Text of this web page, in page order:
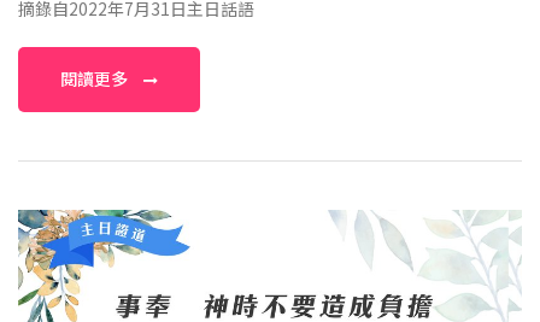
摘錄自2022年7月31日主日話語
閱讀更多